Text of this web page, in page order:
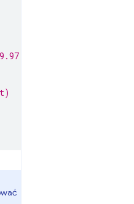
fps, 29.97 tbr, 30k